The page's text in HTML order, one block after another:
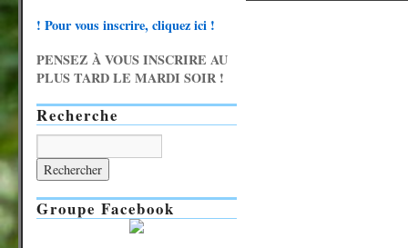
! Pour vous inscrire, cliquez ici !
PENSEZ À VOUS INSCRIRE AU
PLUS TARD LE MARDI SOIR !
Recherche
Groupe Facebook